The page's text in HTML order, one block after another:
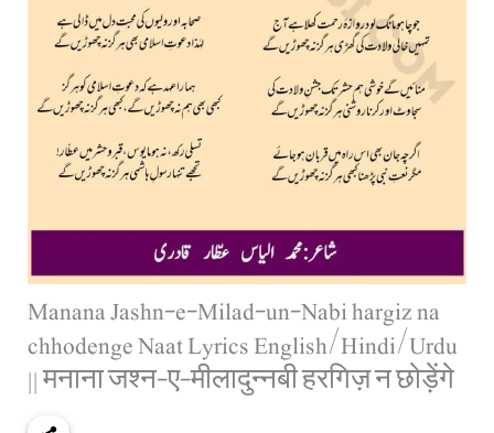
Manana Jashn-e-Milad-un-Nabi hargiz na
chhodenge Naat Lyrics English/Hindi/Urdu
|| मनाना जश्न-ए-मीलादुन्नबी हरगिज़ न छोड़ेंगे